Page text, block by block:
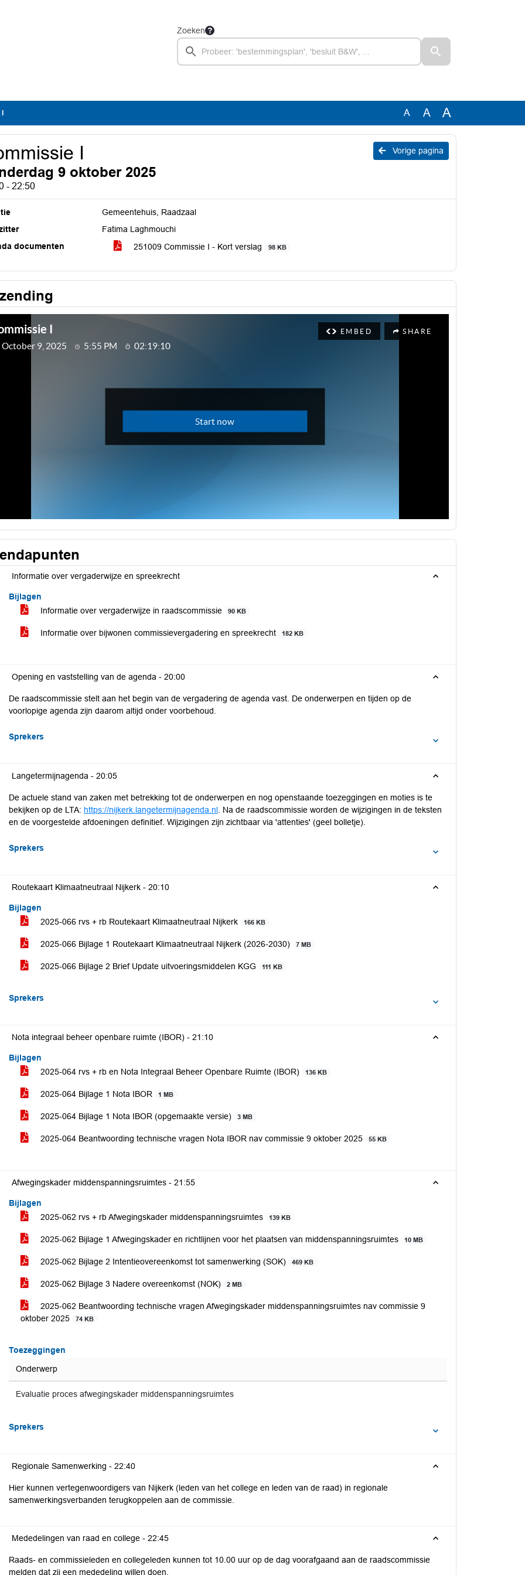
Zoeken
A A A
Vorige pagina
I
9 oktober 2025
- 22:50
Gemeentehuis, Raadzaal
Fatima Laghmouchi
documenten
251009 Commissie I - Kort verslag 98 KB
Informatie over vergaderwijze en spreekrecht
Bijlagen
Informatie over vergaderwijze in raadscommissie
90 KB
Informatie over bijwonen commissievergadering en spreekrecht 182 KB
Opening en vaststelling van de agenda - 20:00
De raadscommissie stelt aan het begin van de vergadering de agenda vast. De onderwerpen en tijden op de
voorlopige agenda zijn daarom altijd onder voorbehoud.
Sprekers
Langetermijnagenda - 20:05
De actuele stand van zaken met betrekking tot de onderwerpen en nog openstaande toezeggingen en moties is te
bekijken op de LTA: https://nijkerk.langetermijnagenda.nl . Na de raadscommissie worden de wijzigingen in de teksten
en de voorgestelde afdoeningen definitief. Wijzigingen zijn zichtbaar via 'attenties' (geel bolletje).
Sprekers
Routekaart Klimaatneutraal Nijkerk - 20:10
Bijlagen
2025-066 rvs + rb Routekaart Klimaatneutraal Nijkerk
166 KB
2025-066 Bijlage 1 Routekaart Klimaatneutraal Nijkerk (2026-2030) 7 MB
2025-066 Bijlage 2 Brief Update uitvoeringsmiddelen KGG 111 KB
Sprekers
Nota integraal beheer openbare ruimte (IBOR) - 21:10
Bijlagen
2025-064 rvs + rb en Nota Integraal Beheer Openbare Ruimte (IBOR)
136 KB
2025-064 Bijlage 1 Nota IBOR 1 MB
2025-064 Bijlage 1 Nota IBOR (opgemaakte versie) 3 MB
2025-064 Beantwoording technische vragen Nota IBOR nav commissie 9 oktober 2025 55 KB
Afwegingskader middenspanningsruimtes - 21:55
Bijlagen
2025-062 rvs + rb Afwegingskader middenspanningsruimtes
139 KB
2025-062 Bijlage 1 Afwegingskader en richtlijnen voor het plaatsen van middenspanningsruimtes 10 MB
2025-062 Bijlage 2 Intentieovereenkomst tot samenwerking (SOK) 469 KB
2025-062 Bijlage 3 Nadere overeenkomst (NOK) 2 MB
2025-062 Beantwoording technische vragen Afwegingskader middenspanningsruimtes nav commissie 9
oktober 2025
74 KB
Toezeggingen
Onderwerp
Evaluatie proces afwegingskader middenspanningsruimtes
Sprekers
Regionale Samenwerking - 22:40
Hier kunnen vertegenwoordigers van Nijkerk (leden van het college en leden van de raad) in regionale
samenwerkingsverbanden terugkoppelen aan de commissie.
Mededelingen van raad en college - 22:45
Raads- en commissieleden en collegeleden kunnen tot 10.00 uur op de dag voorafgaand aan de raadscommissie
melden dat zij een mededeling willen doen.